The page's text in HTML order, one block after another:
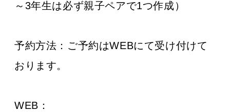
～3年生は必ず親子ペアで1つ作成）
予約方法：ご予約はWEBにて受け付けて
おります。
WEB：